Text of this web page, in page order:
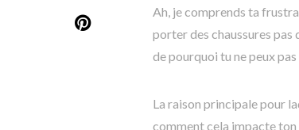
Ah, je comprends ta
porter des chaussures pas
de pourquoi tu ne peux
La raison principale pour
comment cela impacte